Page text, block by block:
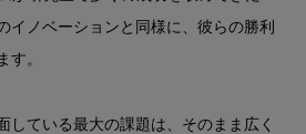
イノベーションと同様に、彼らの勝利
す。
している最大の課題は、そのまま広く